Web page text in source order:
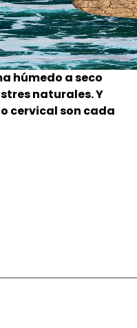
húmedo a seco
naturales. Y
cervical son cada